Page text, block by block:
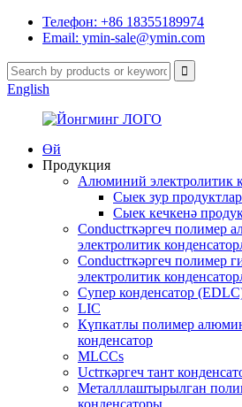
Телефон: +86 18355189974
Email: ymin-sale@ymin.com
English
Өй
Продукция
Алюминий электролитик
Сыек зур продуктлар
Сыек кечкенә
Conductткәргеч полимер
электролитик
Conductткәргеч полимер
электролитик
Супер конденсатор
LIC
Күпкатлы полимер
конденсатор
MLCCs
Uctткәргеч тант
Металллаштырылган
конденсаторы